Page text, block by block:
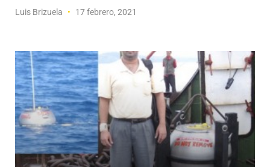
Luis Brizuela 17 febrero, 2021